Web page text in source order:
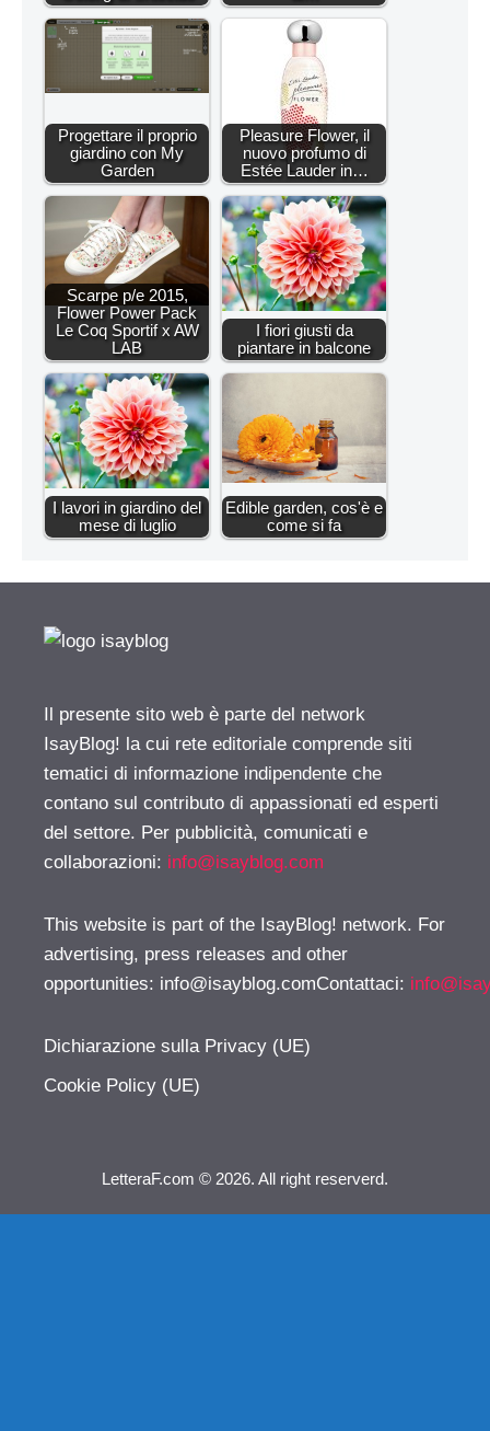
Progettare il proprio
giardino con My
Garden
Pleasure Flower, il
nuovo profumo di
Estée Lauder in…
Scarpe p/e 2015,
Flower Power Pack
Le Coq Sportif x AW
LAB
I fiori giusti da
piantare in balcone
I lavori in giardino del
mese di luglio
Edible garden, cos'è e
come si fa
Il presente sito web è parte del network
IsayBlog! la cui rete editoriale comprende siti
tematici di informazione indipendente che
contano sul contributo di appassionati ed esperti
del settore. Per pubblicità, comunicati e
collaborazioni: info@isayblog.com
This website is part of the IsayBlog! network. For
advertising, press releases and other
opportunities: info@isayblog.comContattaci:
Dichiarazione sulla Privacy (UE)
Cookie Policy (UE)
LetteraF.com © 2026. All right reserverd.